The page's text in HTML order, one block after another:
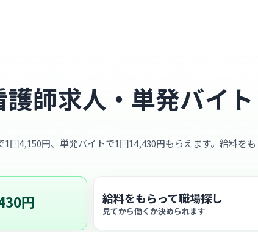
師求人・単発バイト
1回4,150円、単発バイトで1回14,430円もらえます。給料を
円 給料をもらって職場探し
見てから働くか決められます